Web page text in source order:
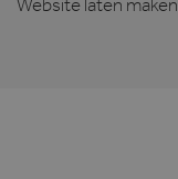
Website laten maken